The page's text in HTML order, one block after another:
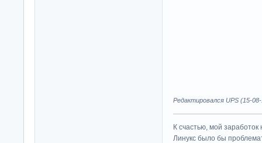
Редактировался UPS (15-
К счастью, мой
Линукс было бы